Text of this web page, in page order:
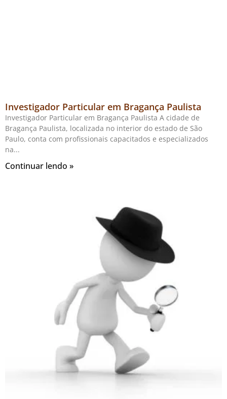
Investigador Particular em Bragança Paulista
Investigador Particular em Bragança Paulista A cidade de
Bragança Paulista, localizada no interior do estado de São
Paulo, conta com profissionais capacitados e especializados
na
Continuar lendo »